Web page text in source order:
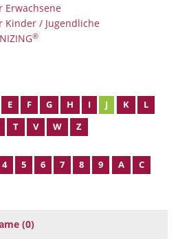
/ Jugendliche
®
E F G H I J K
L
T V W Z
4 5 6 7 8 9 A
C
(0)